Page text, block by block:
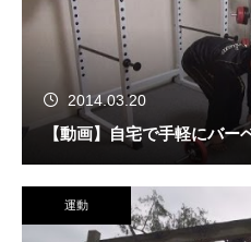
2014.03.20
【動画】自宅で手軽にバー
運動